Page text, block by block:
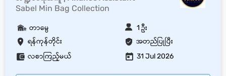
Sabel Min Bag Collection
ရန်ကုန်တိုင်း အတည်ပြုပြီး
တာမွေ 1 ဦး
လစာကြည့်မယ် 31 Jul 2026